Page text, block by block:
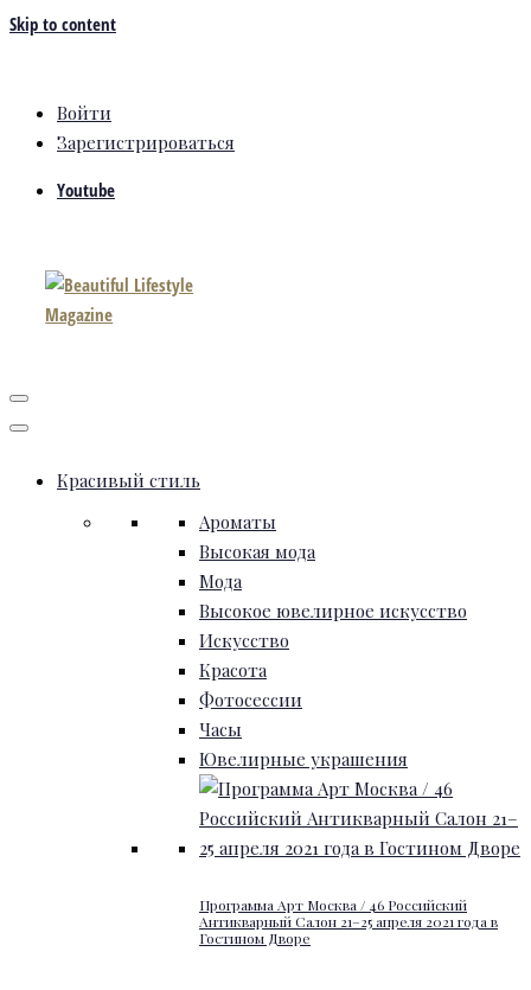
Skip to content
Войти
Зарегистрироваться
Youtube
Красивый стиль
Ароматы
Высокая мода
Мода
Высокое ювелирное искусство
Искусство
Красота
Фотосессии
Часы
Ювелирные украшения
Программа Арт Москва / 46 Российский
Антикварный Салон 21–25 апреля 2021 года в
Гостином Дворе